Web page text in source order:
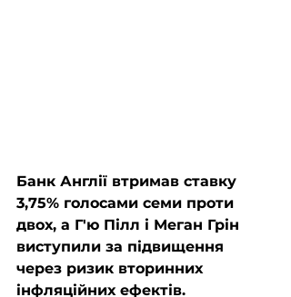
Банк Англії втримав ставку
3,75% голосами семи проти
двох, а Г'ю Пілл і Меган Грін
виступили за підвищення
через ризик вторинних
інфляційних ефектів.